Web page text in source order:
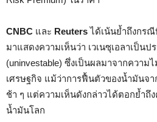
CNBC และ Reutersได้เน้นย้ำถึงกร
มาแสดงความเห็นว่า เวเนซุเอลาเป็นป
(uninvestable) ซึ่งเป็นผลมาจากความ
เศรษฐกิจ แม้ว่าการฟื้นตัวของน้ำมันจา
ช้า ๆ แต่ความเห็นดังกล่าวได้ตอกย้ำถึ
น้ำมันโลก